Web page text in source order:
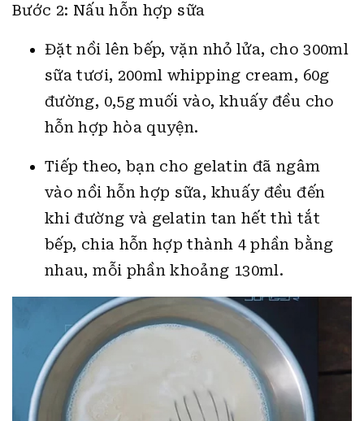
Bước 2: Nấu hỗn hợp sữa
Đặt nồi lên bếp, vặn nhỏ lửa, cho 300ml
sữa tươi, 200ml whipping cream, 60g
đường, 0,5g muối vào, khuấy đều cho
hỗn hợp hòa quyện.
Tiếp theo, bạn cho gelatin đã ngâm
vào nồi hỗn hợp sữa, khuấy đều đến
khi đường và gelatin tan hết thì tắt
bếp, chia hỗn hợp thành 4 phần bằng
nhau, mỗi phần khoảng 130ml.